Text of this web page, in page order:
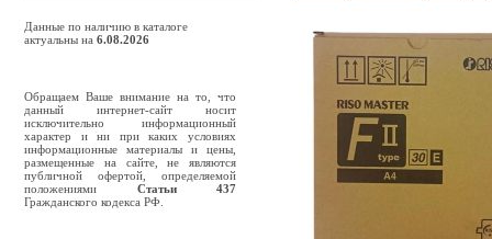
Данные по наличию в каталоге
актуальны на 6.08.2026
Обращаем Ваше внимание на то, что
данный интернет-сайт носит
исключительно информационный
характер и ни при каких условиях
информационные материалы и цены,
размещенные на сайте, не являются
публичной офертой, определяемой
положениями Статьи 437
Гражданского кодекса РФ.